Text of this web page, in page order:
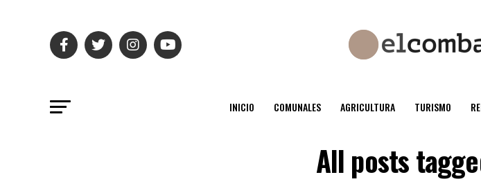
INICIO COMUNALES AGRICULTURA TURISMO
All posts